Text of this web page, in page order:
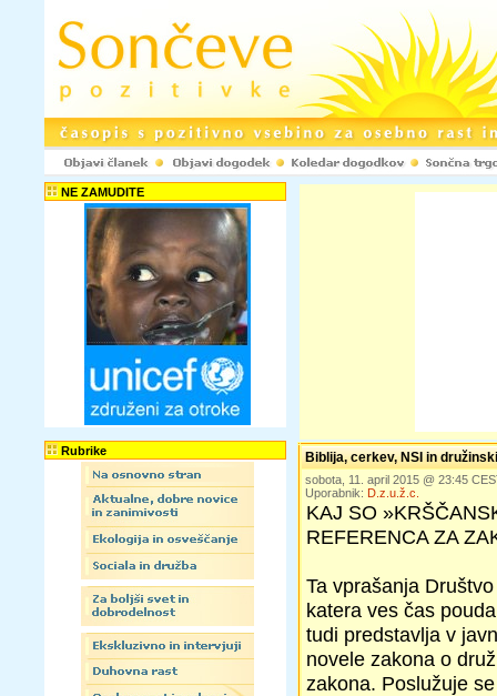
NE ZAMUDITE
Rubrike Biblija, cerkev, NSI in
sobota, 11. april 2015 @ 23:45
Uporabnik: D.z.u.ž.c.
KAJ SO
REFERENCA ZA
Ta vprašanja
katera ves čas
tudi predstavlja v
novele zakona o
zakona. Poslužuje